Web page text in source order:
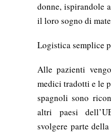
donne, ispirandole
il loro sogno di
Logistica semplice
Alle pazienti
medici tradotti e le
spagnoli sono
altri paesi
svolgere parte